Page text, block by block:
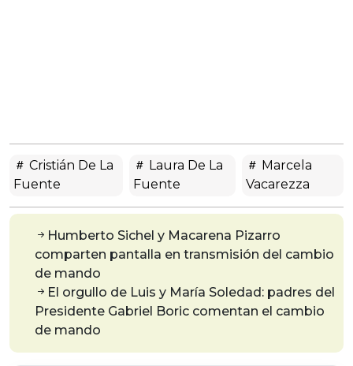
Cristián De La
Fuente
Laura De La
Fuente
Marcela
Vacarezza
Humberto Sichel y Macarena Pizarro
comparten pantalla en transmisión del cambio
de mando
El orgullo de Luis y María Soledad: padres del
Presidente Gabriel Boric comentan el cambio
de mando